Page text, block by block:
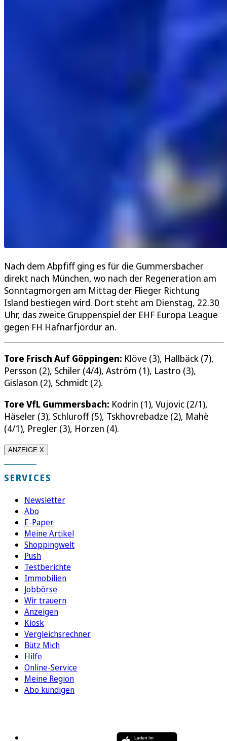
Nach dem Abpfiff ging es für die Gummersbacher
direkt nach München, wo nach der Regeneration am
Sonntagmorgen am Mittag der Flieger Richtung
Island bestiegen wird. Dort steht am Dienstag, 22.30
Uhr, das zweite Gruppenspiel der EHF Europa League
gegen FH Hafnarfjördur an.
Tore Frisch Auf Göppingen: Klöve (3), Hallbäck (7),
Persson (2), Schiler (4/4), Aström (1), Lastro (3),
Gislason (2), Schmidt (2).
Tore VfL Gummersbach: Kodrin (1), Vujovic (2/1),
Häseler (3), Schluroff (5), Tskhovrebadze (2), Mahè
(4/1), Pregler (3), Horzen (4).
ANZEIGE X
SERVICES
Newsletter
Abo
E-Paper
Meine Artikel
Shoppingwelt
Push
Testberichte
Immobilien
Jobbörse
Wir trauern
Anzeigen
Kiosk
Vergleichsrechner
Bütz Mich
Hilfe
Online-Service
Meine Region
Abo kündigen